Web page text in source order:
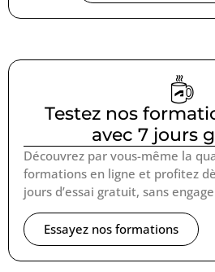
Testez nos
avec 7 jours
Découvrez par vous-même la
formations en ligne et profitez
jours d’essai gratuit, sans
Essayez nos formations